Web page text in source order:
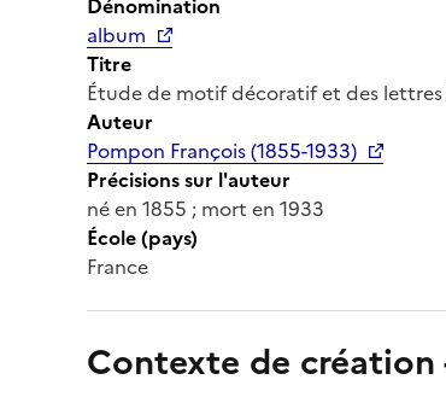
album
Titre
Étude de motif décoratif et des lettres
Auteur
Pompon François (1855-1933)
Précisions sur l'auteur
né en 1855 ; mort en 1933
École (pays)
France
Contexte de